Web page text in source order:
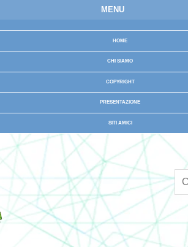
MENU
HOME
CHI SIAMO
COPYRIGHT
PRESENTAZIONE
SITI AMICI